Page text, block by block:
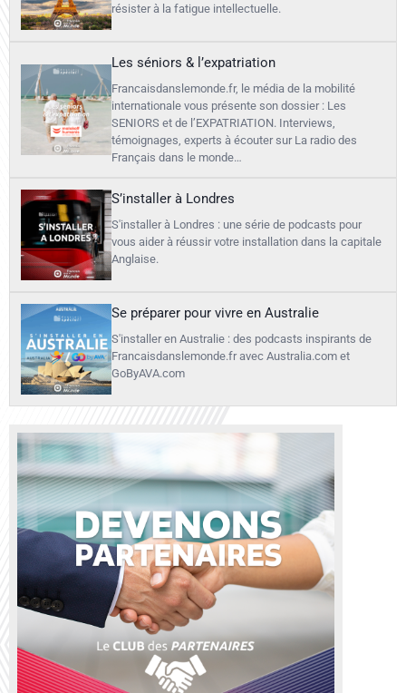
résister à la fatigue intellectuelle.
Les séniors & l’expatriation
Francaisdanslemonde.fr, le média de la mobilité
internationale vous présente son dossier : Les
SENIORS et de l’EXPATRIATION. Interviews,
témoignages, experts à écouter sur La radio des
Français dans le monde…
S’installer à Londres
S'installer à Londres : une série de podcasts pour
vous aider à réussir votre installation dans la capitale
Anglaise.
Se préparer pour vivre en Australie
S'installer en Australie : des podcasts inspirants de
Francaisdanslemonde.fr avec Australia.com et
GoByAVA.com